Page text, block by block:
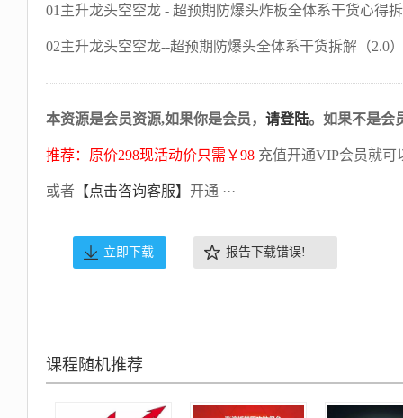
01主升龙头空空龙 - 超预期防爆头炸板全体系干货心得
02主升龙头空空龙--超预期防爆头全体系干货拆解（2.0）
本资源是会员资源,如果你是会员， 请登陆。如果不是会
推荐：原价298现活动价只需￥98 充值开通VIP会员就可
或者 【点击咨询客服】 开通 ···
立即下载 报告下载错误!
课程随机推荐